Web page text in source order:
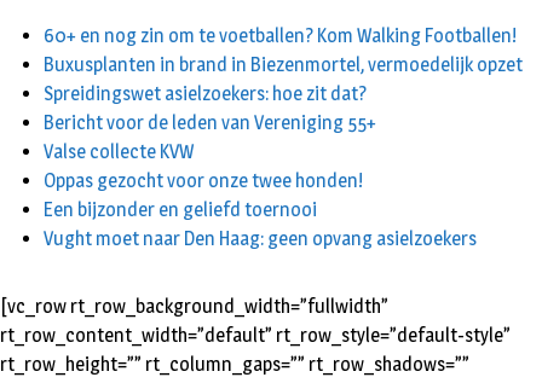
60+ en nog zin om te voetballen? Kom Walking Footballen!
Buxusplanten in brand in Biezenmortel, vermoedelijk opzet
Spreidingswet asielzoekers: hoe zit dat?
Bericht voor de leden van Vereniging 55+
Valse collecte KVW
Oppas gezocht voor onze twee honden!
Een bijzonder en geliefd toernooi
Vught moet naar Den Haag: geen opvang asielzoekers
[vc_row rt_row_background_width=”fullwidth”
rt_row_content_width=”default” rt_row_style=”default-style”
rt_row_height=”” rt_column_gaps=”” rt_row_shadows=””